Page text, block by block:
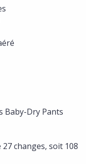
Baby-Dry Pants
changes, soit 108